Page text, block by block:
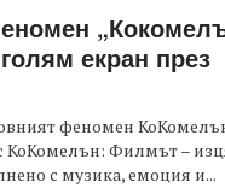
екран през
феномен
КоКомелън: Филмът –
с музика, емоция и...